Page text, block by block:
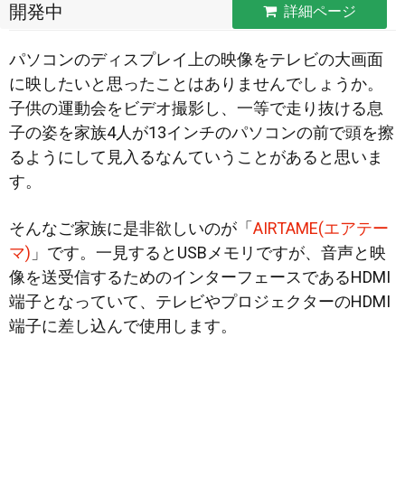
開発中 詳細ページ
パソコンのディスプレイ上の映像をテレビの大画面
に映したいと思ったことはありませんでしょうか。
子供の運動会をビデオ撮影し、一等で走り抜ける息
子の姿を家族4人が13インチのパソコンの前で頭を擦
るようにして見入るなんていうことがあると思いま
す。
そんなご家族に是非欲しいのが「 AIRTAME(エアテー
マ) 」です。一見するとUSBメモリですが、音声と映
像を送受信するためのインターフェースであるHDMI
端子となっていて、テレビやプロジェクターのHDMI
端子に差し込んで使用します。